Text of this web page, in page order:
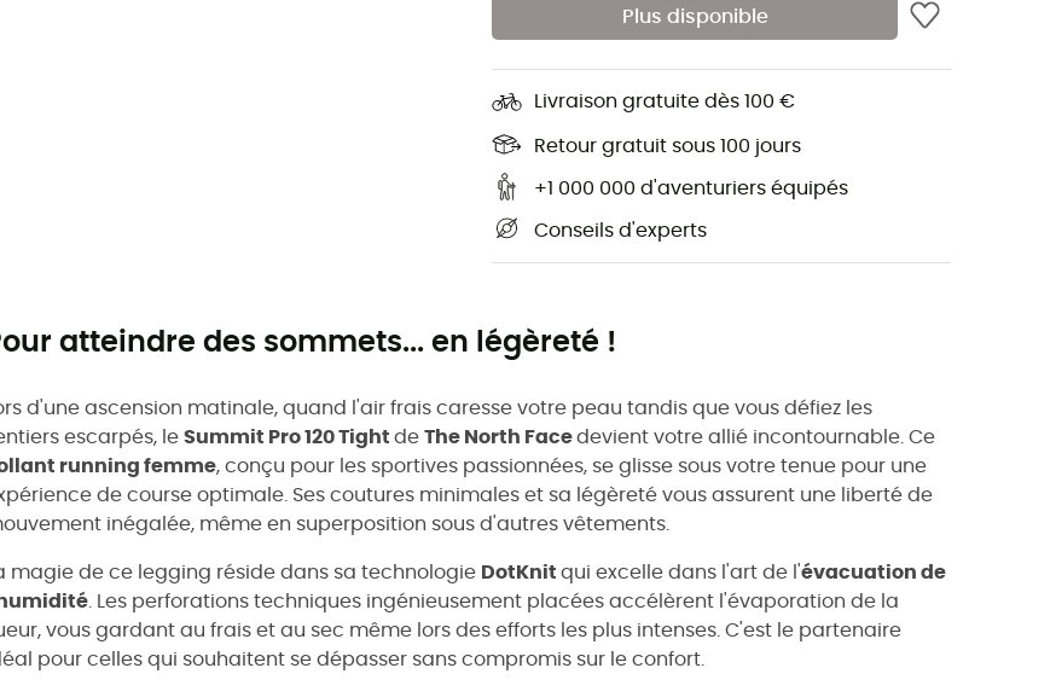
Plus disponible
Livraison gratuite dès 100 €
Retour gratuit sous 100 jours
+1 000 000 d'aventuriers équipés
Conseils d'experts
atteindre des sommets... en légèreté !
d'une ascension matinale, quand l'air frais caresse votre peau tandis que vous défiez les
escarpés, le Summit Pro 120 Tight de The North Facedevient votre allié incontournable. Ce
running femme, conçu pour les sportives passionnées, se glisse sous votre tenue pour une
de course optimale. Ses coutures minimales et sa légèreté vous assurent une liberté de
inégalée, même en superposition sous d'autres vêtements.
magie de ce legging réside dans sa technologie DotKnit qui excelle dans l'art de l'évacuation de
. Les perforations techniques ingénieusement placées accélèrent l'évaporation de la
vous gardant au frais et au sec même lors des efforts les plus intenses. C'est le partenaire
pour celles qui souhaitent se dépasser sans compromis sur le confort.